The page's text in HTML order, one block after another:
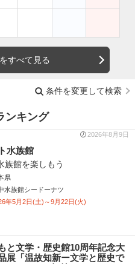
すべて見る
条件を変更して検索
ンキング
2026年8月9日
水族館
族館を楽しもう
県
水族館シードーナツ
年5月2日(土)～9月22日(火)
と文学・歴史館10周年記念大
展「温故知新ー文学と歴史で